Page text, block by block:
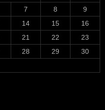
7 8
9
14 15
16
21 22
23
28 29
30